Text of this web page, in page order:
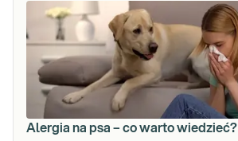
Alergia na psa – co warto wiedzieć?